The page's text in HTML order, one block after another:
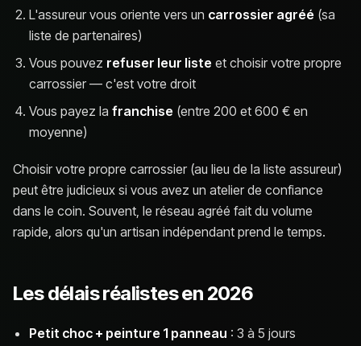
L'assureur vous oriente vers un carrossier agréé (sa
liste de partenaires)
Vous pouvez refuser leur liste et choisir votre propre
carrossier — c'est votre droit
Vous payez la franchise (entre 200 et 600 € en
moyenne)
Choisir votre propre carrossier (au lieu de la liste assureur)
peut être judicieux si vous avez un atelier de confiance
dans le coin. Souvent, le réseau agréé fait du volume
rapide, alors qu'un artisan indépendant prend le temps.
Les délais réalistes en 2026
Petit choc + peinture 1 panneau : 3 à 5 jours